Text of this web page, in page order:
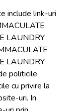
include link-uri
LAUNDRY
LAUNDRY
politicile
cu privire la
uri. In